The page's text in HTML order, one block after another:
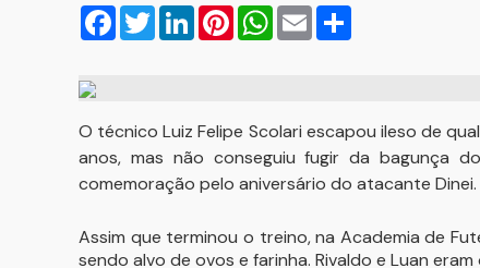
Facebook
TwitterLinkedInPinterestWhatsApp
Email
O técnico Luiz Felipe Scolari escapou ileso de
anos, mas não conseguiu fugir da bagunça
comemoração pelo aniversário do atacante Dinei.
Assim que terminou o treino, na Academia de
sendo alvo de ovos e farinha. Rivaldo e Luan